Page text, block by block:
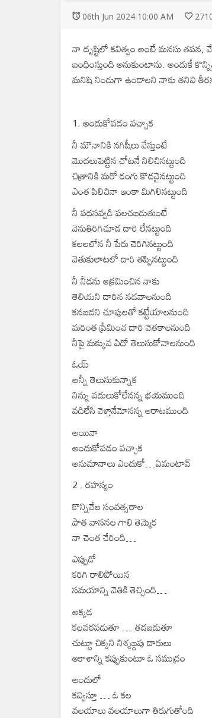
06th Jun 2024 10:00 AM
నా దృష్టిలో కవిత్వం అంటే మనసు
బంధింస్తుంది అనుకుంటాను. అందుకే
మనిషి నిండుగా ఉండాలని నాకు తనివి
1. అందుకోవడం వచ్చాక
నీ మౌనానికి నగిషీలు వేస్తుంటే
మొదలుపెట్టిన చోటనే నిలిచినట్టుంది
చిత్రానికి మరో రంగు కొదవైనట్టుంది
ఎంత పిలిచినా ఇంకా మిగిలినట్టుంది
నీ పదసవ్వడి పలచబడుతుంటే
వెనుతిరిగిచూడ దారి లేనట్టుంది
కలలలోన నీ పేరు చెరిగినట్టుంది
వెతుకులాటలో దారి తప్పినట్టుంది
నీ నీడను ఆక్రమించిన నాకు
తెలియని దారిన నడవాలనుంది
కనబడని చూపులతో కట్టేయాలనుంది
మరింత ప్రేమించ దారి వెతకాలనుంది
నీపై మక్కువ ఏదో తెలుసుకోవాలనుంది
ఓయ్
అన్నీ తెలుసుకున్నాక
నిన్ను వదులుకోలేనన్న భయముంది
వదిలేసి వెళ్తానేమోనన్న ఆరాటముంది
అయినా
అందుకోవడం వచ్చాక
అనుమానాలు ఎందుకో…ఏమంటావ్
2 . రహస్యం
కొన్నివేల సంవత్సరాల
పాత వాసనల గాలి తెమ్మెర
నా చెంత చేరింది…
ఎప్పుడో
కరిగి రాలిపోయిన
సమయాన్ని వెతికి తెచ్చింది…
అక్కడ
కలవరపడుతూ … తడబడుతూ
చుట్టూ చిక్కని నిశ్శబ్దపు దారులు
ఆకాశాన్ని కప్పుకుంటూ ఓ సముద్రం
అందులో
కవ్విస్తూ … ఓ కల
వలయాలు వలయాలుగా తిరుగుతోంది